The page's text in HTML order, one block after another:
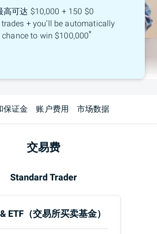
高可达 $10,000 + 150 $0
+ you’ll be automatically
to win $100,000*
保证金 账户费用 市场数据
交易费
Standard Trader
ETF（交易所买卖基金）